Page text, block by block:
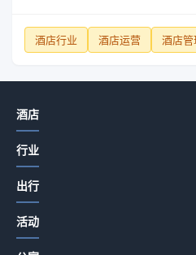
酒店行业 酒店运营 酒店管
酒店
行业
出行
活动